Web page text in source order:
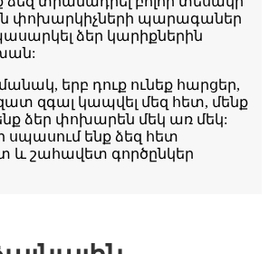
փոխարկիչների պարագաներ
ձեր կարիքներին
երբ դուք ունեք հարցեր,
զգալ կապվել մեզ հետ, մենք
ձեր փոխարեն մեկ առ մեկ:
սպասում ենք ձեզ հետ
և շահավետ գործընկեր